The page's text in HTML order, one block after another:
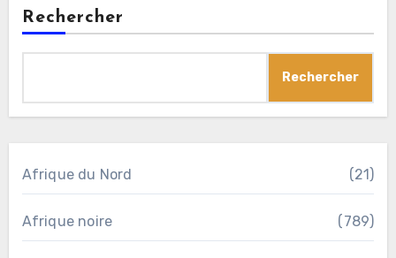
Rechercher
Rechercher
Afrique du Nord (21)
Afrique noire (789)